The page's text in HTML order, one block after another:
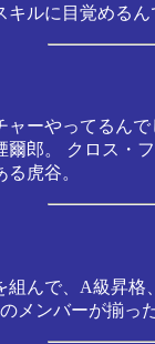
ルに目覚めるん
ーやってるんで
郎。 クロス・
虎谷。
んで、A級昇格
メンバーが揃っ